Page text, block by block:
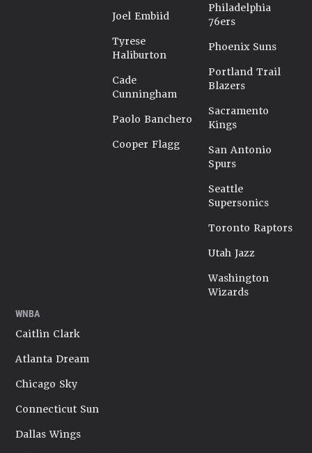
Joel Embiid
Tyrese
Haliburton
Cade
Cunningham
Paolo Banchero
Cooper Flagg
Philadelphia
76ers
Phoenix Suns
Portland Trail
Blazers
Sacramento
Kings
San Antonio
Spurs
Seattle
Supersonics
Toronto Raptors
Utah Jazz
Washington
Wizards
WNBA
Caitlin Clark
Atlanta Dream
Chicago Sky
Connecticut Sun
Dallas Wings